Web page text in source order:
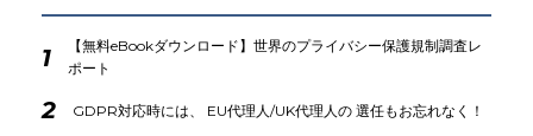
1
【無料eBookダウンロード】世界のプライバシー保護規制調査レ
ポート
2 GDPR対応時には、 EU代理人/UK代理人の 選任もお忘れなく！